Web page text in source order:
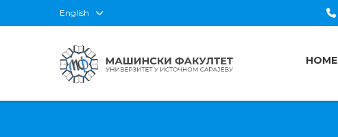
English
HOME